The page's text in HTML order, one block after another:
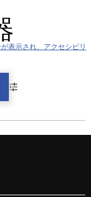
表示され、アクセシビリ